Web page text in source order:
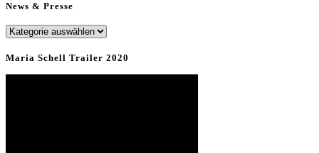
News & Presse
News
Maria Schell Trailer 2020